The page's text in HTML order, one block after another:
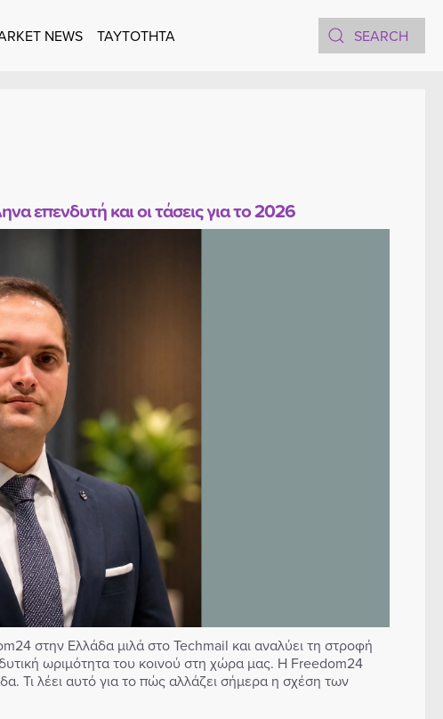
NEWS TAYTOTHTA
επενδυτή και οι τάσεις για το 2026
στην Ελλάδα μιλά στο Techmail και αναλύει τη στροφή
ωριμότητα του κοινού στη χώρα μας. Η Freedom24
Τι λέει αυτό για το πώς αλλάζει σήμερα η σχέση των